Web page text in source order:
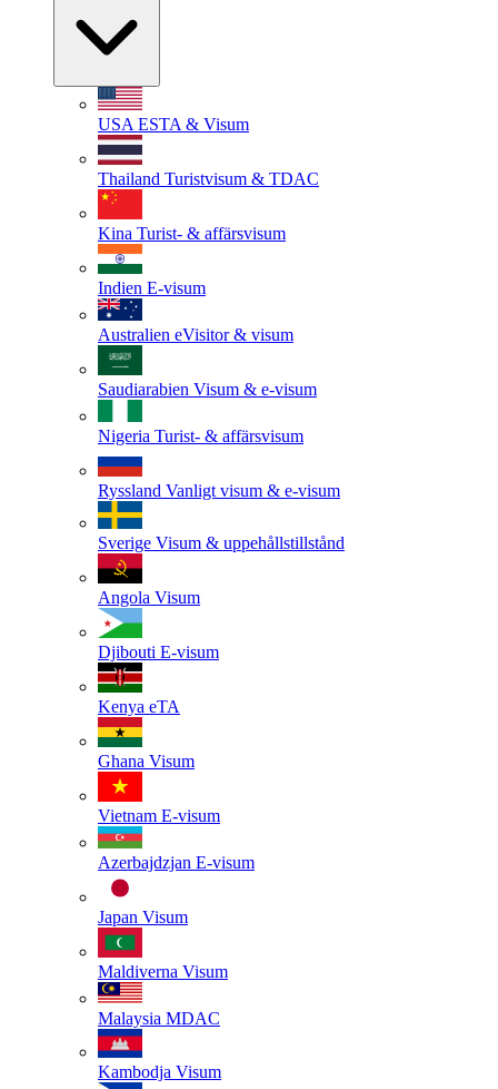
USA ESTA & Visum
Thailand Turistvisum & TDAC
Kina Turist- & affärsvisum
Indien E-visum
Australien eVisitor & visum
Saudiarabien Visum & e-visum
Nigeria Turist- & affärsvisum
Ryssland Vanligt visum & e-visum
Sverige Visum & uppehållstillstånd
Angola Visum
Djibouti E-visum
Kenya eTA
Ghana Visum
Vietnam E-visum
Azerbajdzjan E-visum
Japan Visum
Maldiverna Visum
Malaysia MDAC
Kambodja Visum